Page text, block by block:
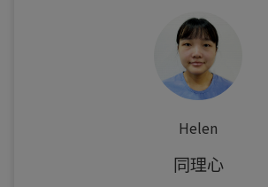
Helen
同理心